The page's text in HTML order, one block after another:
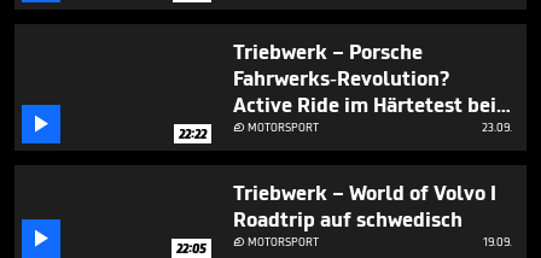
 22:22
Triebwerk – Porsche
Fahrwerks-Revolution?
Active Ride im Härtetest bei
Walter Röhrl & Tim Schrick I
Nürburgring Nordschleife
MOTORSPORT 23.09.
 22:05
Triebwerk – World of Volvo I
Roadtrip auf schwedisch
MOTORSPORT 19.09.